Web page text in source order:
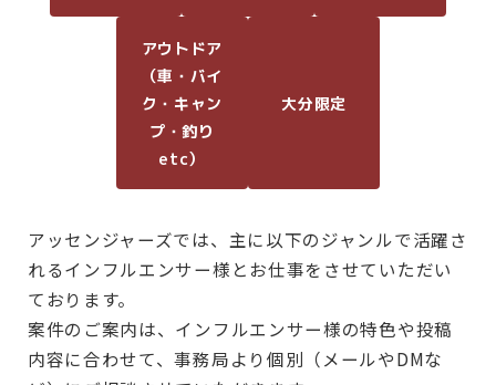
アウトドア
（車・バイ
ク・キャン
プ・釣り
etc）
大分限定
アッセンジャーズでは、主に以下のジャンルで活躍さ
れるインフルエンサー様とお仕事をさせていただい
ております。
案件のご案内は、インフルエンサー様の特色や投稿
内容に合わせて、事務局より個別（メールやDMな